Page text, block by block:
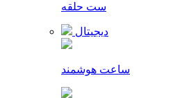
ست حلقه
دیجیتال
ساعت هوشمند